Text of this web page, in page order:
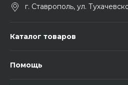
г. Ставрополь, ул.
Каталог товаров
Помощь